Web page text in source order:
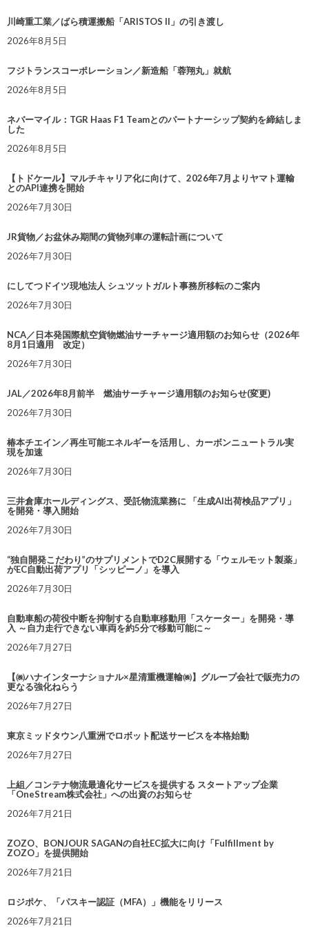
川崎重工業／ばら積運搬船「ARISTOS II」の引き渡し
2026年8月5日
フジトランスコーポレーション／新造船「蓉翔丸」就航
2026年8月5日
ネバーマイル：TGR Haas F1 Teamとのパートナーシップ契約を締結しま
した
2026年8月5日
【トドケール】マルチキャリア化に向けて、2026年7月よりヤマト運輸
とのAPI連携を開始
2026年7月30日
JR貨物／お盆休み期間の貨物列車の運転計画について
2026年7月30日
にしてつドイツ現地法人 シュツットガルト事務所移転のご案内
2026年7月30日
NCA／日本発国際航空貨物燃油サーチャージ適用額のお知らせ（2026年
8月1日適用 改定）
2026年7月30日
JAL／2026年8月前半 燃油サーチャージ適用額のお知らせ(変更)
2026年7月30日
椿本チエイン／再生可能エネルギーを活用し、カーボンニュートラル実
現を加速
2026年7月30日
三井倉庫ホールディングス、受託物流業務に 「生成AI出荷検品アプリ」
を開発・導入開始
2026年7月30日
“独自開発こだわり”のサプリメントでD2C展開する「ウェルモット製薬」
がEC自動出荷アプリ「シッピーノ」を導入
2026年7月30日
自動車船の荷役中断を抑制する自動車移動用「スケーター」を開発・導
入 ～自力走行できない車両を約5分で移動可能に～
2026年7月27日
【㈱ハナインターナショナル×星清重機運輸㈱】グループ会社で販売力の
更なる強化ねらう
2026年7月27日
東京ミッドタウン八重洲でロボット配送サービスを本格始動
2026年7月27日
上組／コンテナ物流最適化サービスを提供する スタートアップ企業
「OneStream株式会社」への出資のお知らせ
2026年7月21日
ZOZO、BONJOUR SAGANの自社EC拡大に向け「Fulfillment by
ZOZO」を提供開始
2026年7月21日
ロジポケ、「パスキー認証（MFA）」機能をリリース
2026年7月21日